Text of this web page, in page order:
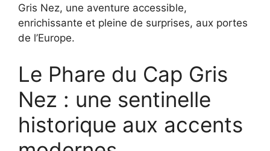
Gris Nez, une aventure accessible,
enrichissante et pleine de surprises, aux portes
de l’Europe.
Le Phare du Cap Gris
Nez : une sentinelle
historique aux accents